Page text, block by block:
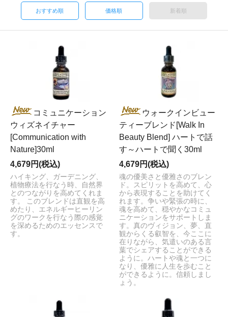
おすすめ順 価格順 新着順
コミュニケーション
ウィズネイチャー
[Communication with
Nature]30ml
4,679円(税込)
ハイキング、ガーデニング、
植物療法を行なう時、自然界
とのつながりを高めてくれま
す。 このブレンドは直観を高
めたり、エネルギーヒーリン
グのワークを行なう際の感覚
を深めるためのエッセンスで
す。
ウォークインビュー
ティーブレンド[Walk In
Beauty Blend] ハートで話
す～ハートで聞く30ml
4,679円(税込)
魂の優美さと優雅さのブレン
ド。スピリットを高めて、心
から表現することを助けてく
れます。争いや緊張の時に、
魂を高めて、穏やかなコミュ
ニケーションをサポートしま
す。真のヴィジョン、夢、直
観からくる叡智を、今ここに
在りながら、気遣いのある言
葉でシェアすることができる
ように。ハートや魂と一つに
なり、優雅に人生を歩むこと
ができるように。信頼しまし
ょう。